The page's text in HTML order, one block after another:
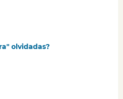
olvidadas?